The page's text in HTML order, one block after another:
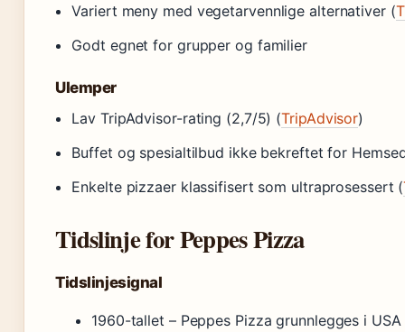
Variert meny med vegetarvennlige alternativer (
Godt egnet for grupper og familier
Ulemper
Lav TripAdvisor-rating (2,7/5) (TripAdvisor)
Buffet og spesialtilbud ikke bekreftet for
Enkelte pizzaer klassifisert som ultraprosessert (
Tidslinje for Peppes Pizza
Tidslinjesignal
1960-tallet – Peppes Pizza grunnlegges i